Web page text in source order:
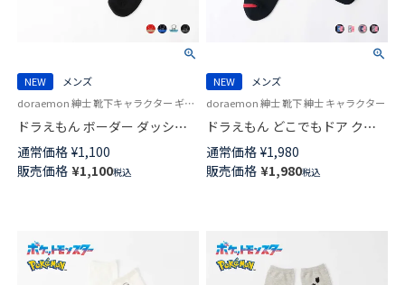
NEW
メンズ
doraemon 紳士 靴下キャラクター ギフト プレゼント
ドラえもん ボーダー ダッシュ
ドラ クルー丈 カジュアル ソッ
クス メンズ 02462119
通常価格 ¥1,100
販売価格 ¥1,100税込
NEW
メンズ
doraemon 紳士 靴下 紳士 キャラクター
ドラえもん どこでもドア クル
ー丈 カジュアル ソックス メン
ズ 02462118
通常価格 ¥1,980
販売価格 ¥1,980税込